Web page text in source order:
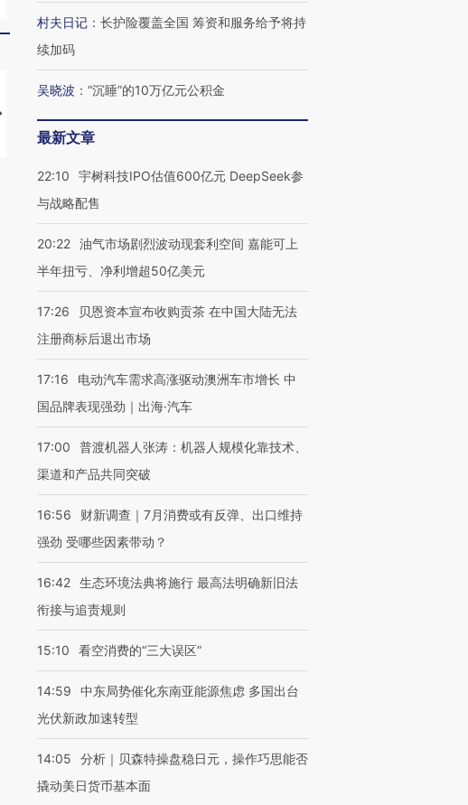
视线｜全球最热百城独占
97个 印度如何熬过48°C
村夫日记 ： 长护险覆盖全国 筹资和服务给予将持
续加码
吴晓波 ： “沉睡”的10万亿元公积金
最新文章
22:10
宇树科技IPO估值600亿元 DeepSeek参
与战略配售
20:22 油气市场剧烈波动现套利空间 嘉能可上
半年扭亏、净利增超50亿美元
17:26
贝恩资本宣布收购贡茶 在中国大陆无法
注册商标后退出市场
17:16
电动汽车需求高涨驱动澳洲车市增长 中
国品牌表现强劲｜出海·汽车
17:00
普渡机器人张涛：机器人规模化靠技术、
渠道和产品共同突破
16:56
财新调查｜7月消费或有反弹、出口维持
强劲 受哪些因素带动？
16:42 生态环境法典将施行 最高法明确新旧法
衔接与追责规则
15:10 看空消费的“三大误区”
14:59
中东局势催化东南亚能源焦虑 多国出台
光伏新政加速转型
14:05
分析｜贝森特操盘稳日元，操作巧思能否
撬动美日货币基本面